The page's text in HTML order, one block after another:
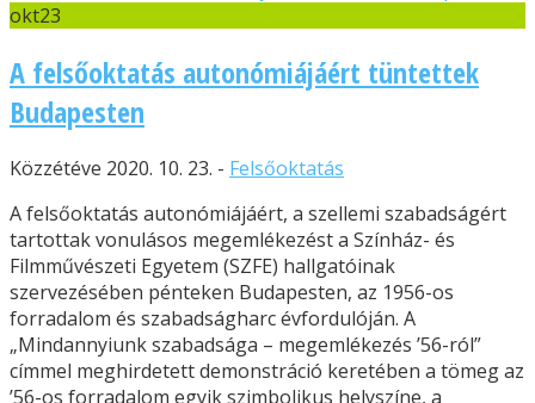
okt23
A felsőoktatás autonómiájáért tüntettek
Budapesten
Közzétéve 2020. 10. 23. - Felsőoktatás
A felsőoktatás autonómiájáért, a szellemi szabadságért
tartottak vonulásos megemlékezést a Színház- és
Filmművészeti Egyetem (SZFE) hallgatóinak
szervezésében pénteken Budapesten, az 1956-os
forradalom és szabadságharc évfordulóján. A
„Mindannyiunk szabadsága – megemlékezés ’56-ról”
címmel meghirdetett demonstráció keretében a tömeg az
’56-os forradalom egyik szimbolikus helyszíne, a